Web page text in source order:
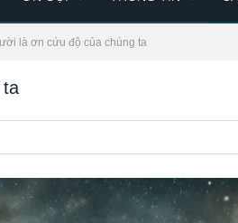
là ơn cứu độ của chúng ta
ta